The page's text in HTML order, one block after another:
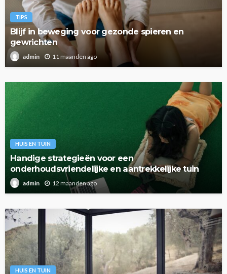
TIPS
Blijf in beweging voor gezonde spieren en
gewrichten
admin 11 maanden ago
HUIS EN TUIN
Handige strategieën voor een
onderhoudsvriendelijke en aantrekkelijke tuin
admin 12 maanden ago
HUIS EN TUIN